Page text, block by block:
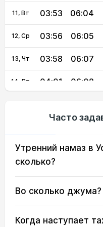
11, Вт 03:53 06:04
12, Ср 03:56 06:05
13, Чт 03:58 06:07
14, Пт 04:01 06:08
17, Пн 04:10 06:13
19, Ср 04:15 06:17
20, Чт 04:18 06:18
Часто
Утренний намаз в
сколько?
Во сколько джума?
Когда наступает